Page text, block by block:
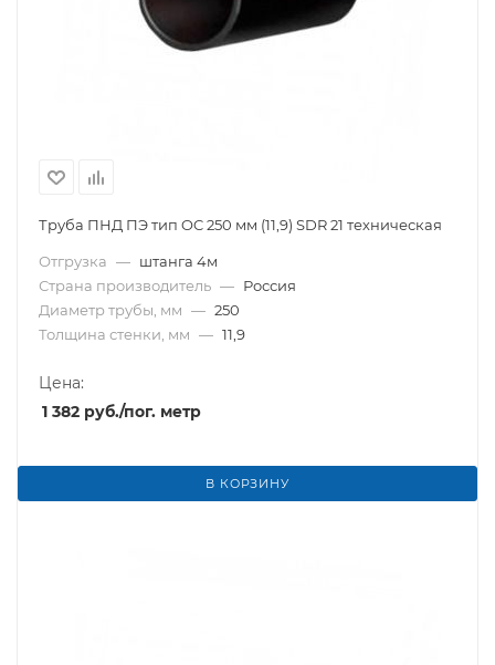
Труба ПНД ПЭ тип OC 250 мм (11,9) SDR 21 техническая
Отгрузка — штанга 4м
Страна производитель — Россия
Диаметр трубы, мм — 250
Толщина стенки, мм — 11,9
Цена:
1 382 руб./пог. метр
В КОРЗИНУ